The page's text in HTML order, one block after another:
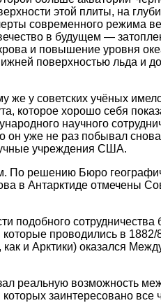
этой плиты, на
современного режима
в будущем —
и повышение уровня
поверхностью льда и
у советских учёных
которое хорошо себя
научного
он уже не раз побывал
учреждения США.
По решению Бюро
в Антарктиде отмечены
подобного
проводились в 1882/
и Арктики) оказался
реальную возможность
заинтересовано все